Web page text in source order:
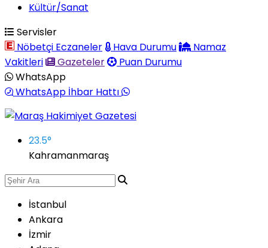
Kültür/Sanat
Servisler
Nöbetçi Eczaneler
Hava Durumu
Namaz
Vakitleri
Gazeteler
Puan Durumu
WhatsApp
WhatsApp İhbar Hattı
23.5°
Kahramanmaraş
İstanbul
Ankara
İzmir